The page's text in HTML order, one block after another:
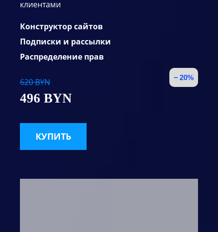
клиентами
Конструктор сайтов
Подписки и рассылки
Распределение прав
620 BYN − 20%
496 BYN
КУПИТЬ